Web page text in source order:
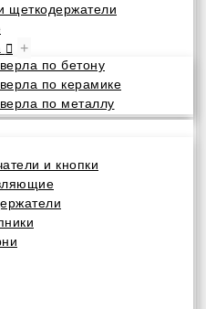
щеткодержатели
+
по бетону
по керамике
по металлу
и кнопки